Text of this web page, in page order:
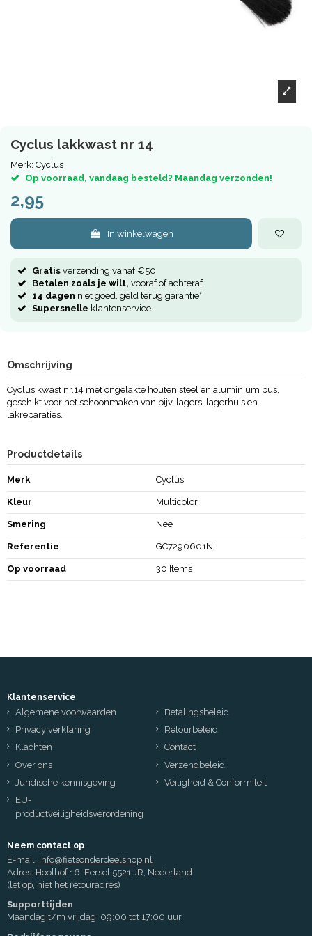
Cyclus lakkwast nr 14
Merk: Cyclus
Op voorraad, vandaag besteld? Maandag verzonden!
2,95
In winkelwagen
Gratis verzending vanaf €50
Betalen zoals je wilt, vooraf of achteraf
14 dagen niet goed, geld terug garantie*
Supersnelle klantenservice
Omschrijving
Cyclus kwast nr.14 met ongelakte houten steel en aluminium bus,
geschikt voor het schoonmaken van bijv. lagers, lagerhuis en
lakreparaties.
Productdetails
Merk Cyclus
Kleur Multicolor
Smering Nee
Referentie GC7290601N
Op voorraad 30 Items
Klantenservice
Algemene voorwaarden
Betalingsbeleid
Privacy verklaring
Retourbeleid
Klachten
Contact
Over ons
Verzendbeleid
Juridische kennisgeving
Veiligheid & Conformiteit
EU-
productveiligheidsverordening
Neem contact op
E-mail: info@fietsonderdeelshop.nl
Adres: Hoolhof 16, Eersel 5521 JR, Nederland
(let op, niet het retouradres)
Supporttijden
Maandag t/m vrijdag: 09:00 tot 17:00 uur